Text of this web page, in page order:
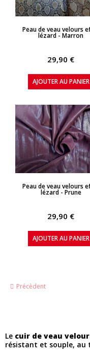
APERÇU RAPIDE
Peau de veau velours
lézard - Marron
29,90 €
AJOUTER AU PANIER
APERÇU RAPIDE
Peau de veau velours
lézard - Prune
29,90 €
AJOUTER AU PANIER
Précèdent
Le cuir de veau
résistant et souple, au